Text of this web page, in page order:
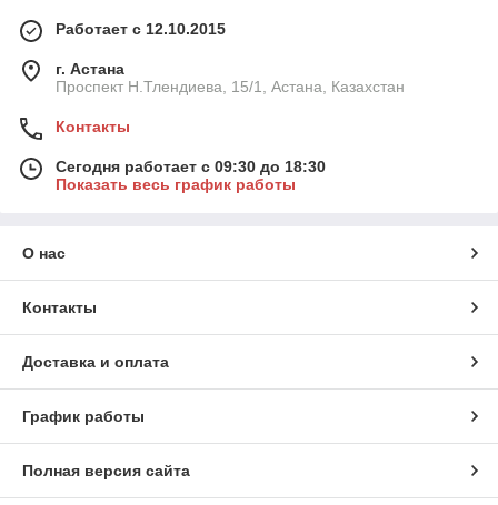
Работает с 12.10.2015
г. Астана
Проспект Н.Тлендиева, 15/1, Астана, Казахстан
Контакты
Сегодня работает с 09:30 до 18:30
Показать весь график работы
О нас
Контакты
Доставка и оплата
График работы
Полная версия сайта